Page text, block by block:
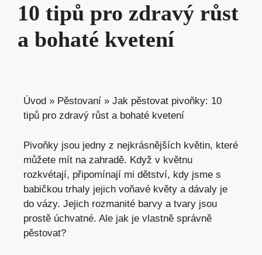
10 tipů pro zdravý růst
a bohaté kvetení
Úvod » Pěstovaní » Jak pěstovat pivoňky: 10
tipů pro zdravý růst a bohaté kvetení
Pivoňky jsou jedny z nejkrásnějších květin, které
můžete mít na zahradě. Když v květnu
rozkvétají, připomínají mi dětství, kdy jsme s
babičkou trhaly jejich voňavé květy a dávaly je
do vázy. Jejich rozmanité barvy a tvary jsou
prostě úchvatné. Ale jak je vlastně správně
pěstovat?